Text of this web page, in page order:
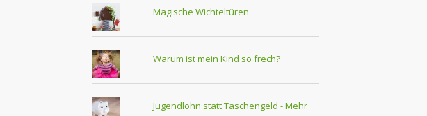
Magische Wichteltüren
Warum ist mein Kind so frech?
Jugendlohn statt Taschengeld - Mehr